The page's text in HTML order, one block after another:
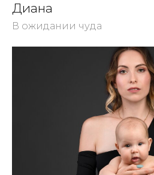
Диана
В ожидании чуда